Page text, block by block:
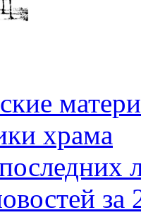
храма
за